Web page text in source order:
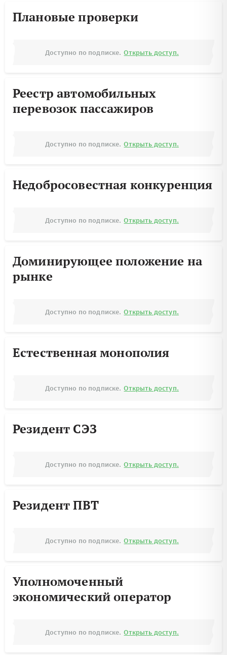
Плановые проверки
Доступно по подписке. Открыть доступ.
Реестр автомобильных
перевозок пассажиров
Доступно по подписке. Открыть доступ.
Недобросовестная конкуренция
Доступно по подписке. Открыть доступ.
Доминирующее положение на
рынке
Доступно по подписке. Открыть доступ.
Естественная монополия
Доступно по подписке. Открыть доступ.
Резидент СЭЗ
Доступно по подписке. Открыть доступ.
Резидент ПВТ
Доступно по подписке. Открыть доступ.
Уполномоченный
экономический оператор
Доступно по подписке. Открыть доступ.